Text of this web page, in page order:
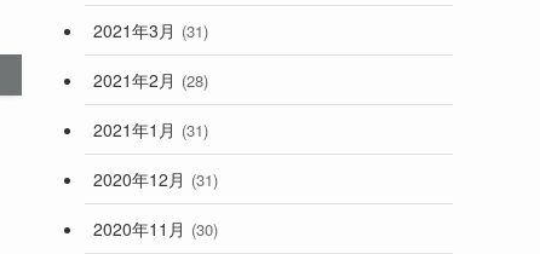
2021年3月 (31)
2021年2月 (28)
2021年1月 (31)
2020年12月 (31)
2020年11月 (30)